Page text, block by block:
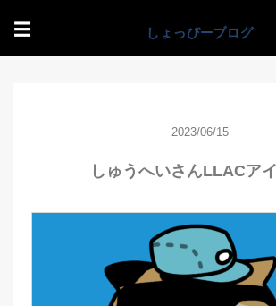
☰
2023/06/15
しゅうへいさんLLACア